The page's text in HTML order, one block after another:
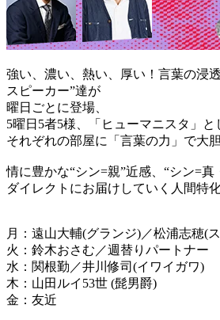
強い、濃い、熱い、厚い！言葉の浸
スピーカー”達が
曜日ごとに登場、
5曜日5者5様、「ヒューマニスタ」と
それぞれの部屋に「言葉の力」で大
情に豊かな“シン=親”近感、“シン=真
ダイレクトにお届けしていく人間特
月：遠山大輔(グランジ)／松浦志穂(
火：鈴木おさむ／週替りパートナー
水：関根勤／井川修司(イワイガワ)
木：山田ルイ53世 (髭男爵)
金：友近